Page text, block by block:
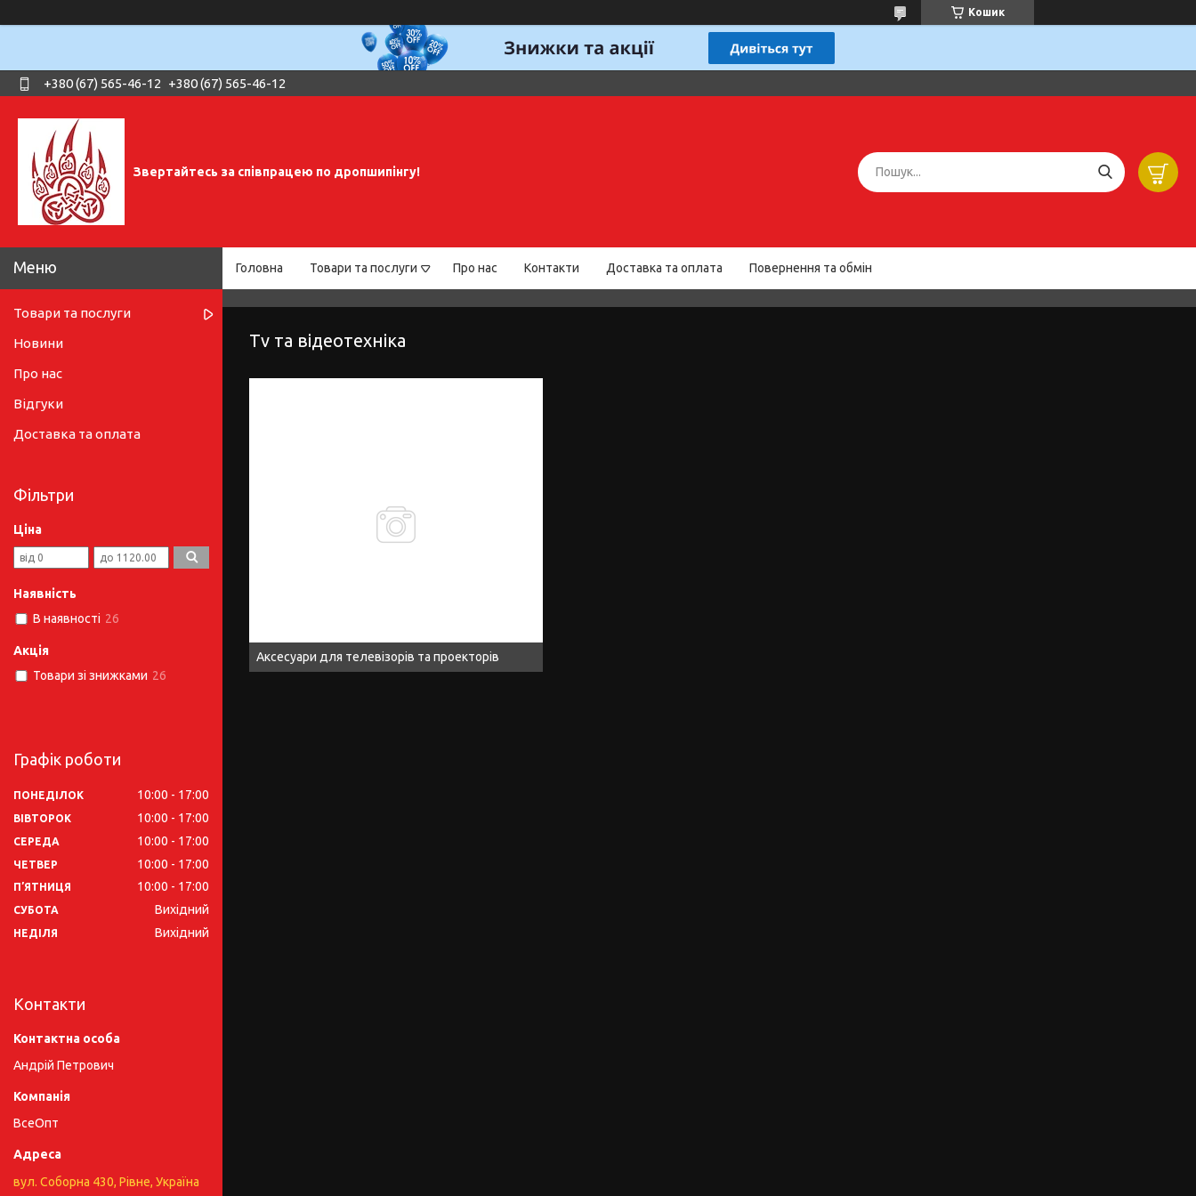
Кошик
+380 (67) 565-46-12 +380 (67) 565-46-12
Звертайтесь за співпрацею по дропшипінгу!
Головна Товари та послуги Про нас Контакти Доставка та оплата Повернення та обмін
Tv та відеотехніка
Аксесуари для телевізорів та проекторів
Товари та послуги
Новини
Про нас
Відгуки
Доставка та оплата
Фільтри
Ціна
Наявність
В наявності 26
Акція
Товари зі знижками 26
Графік роботи
ПОНЕДІЛОК 10:00 17:00
ВІВТОРОК 10:00 17:00
СЕРЕДА 10:00 17:00
ЧЕТВЕР 10:00 17:00
ПʼЯТНИЦЯ 10:00 17:00
СУБОТА Вихідний
НЕДІЛЯ Вихідний
Контакти
Андрій Петрович
ВсеОпт
вул. Соборна 430, Рівне, Україна